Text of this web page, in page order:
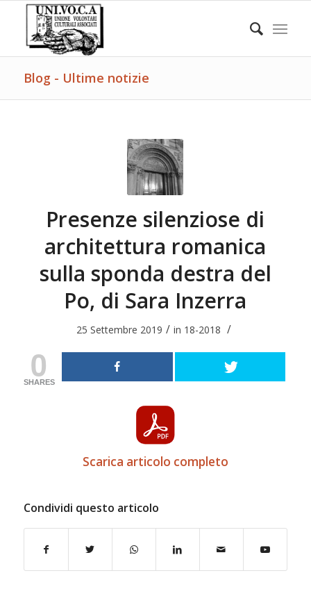
Blog - Ultime notizie
Presenze silenziose di
architettura romanica
sulla sponda destra del
Po, di Sara Inzerra
25 Settembre 2019 / in 18-2018 /
0
SHARES
Scarica articolo completo
Condividi questo articolo